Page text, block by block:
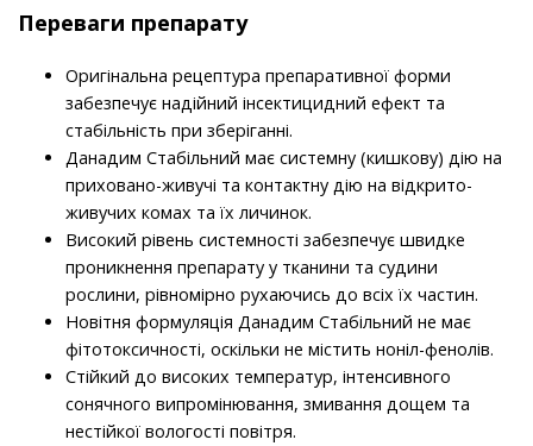
Переваги препарату
Оригінальна рецептура препаративної форми
забезпечує надійний інсектицидний ефект та
стабільність при зберіганні.
Данадим Стабільний має системну (кишкову) дію на
приховано-живучі та контактну дію на відкрито-
живучих комах та їх личинок.
Високий рівень системності забезпечує швидке
проникнення препарату у тканини та судини
рослини, рівномірно рухаючись до всіх їх частин.
Новітня формуляція Данадим Стабільний не має
фітотоксичності, оскільки не містить ноніл-фенолів.
Стійкий до високих температур, інтенсивного
сонячного випромінювання, змивання дощем та
нестійкої вологості повітря.